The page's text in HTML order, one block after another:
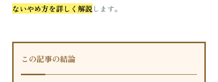
ないやめ方を詳しく解説 します。
この記事の結論